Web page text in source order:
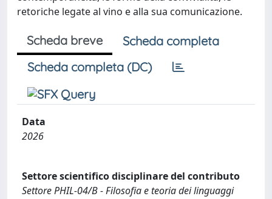
retoriche legate al vino e alla sua comunicazione.
Scheda breve
Scheda completa
Scheda completa (DC)
Data
2026
Settore scientifico disciplinare del contributo
Settore PHIL-04/B - Filosofia e teoria dei linguaggi